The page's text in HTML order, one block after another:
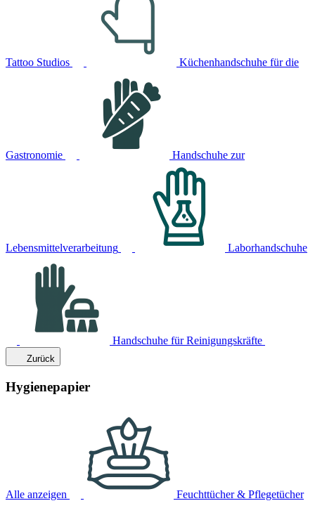
Tattoo Studios Küchenhandschuhe für die
Gastronomie Handschuhe zur
Lebensmittelverarbeitung Laborhandschuhe
Handschuhe für Reinigungskräfte
Zurück
Hygienepapier
Alle anzeigen Feuchttücher & Pflegetücher